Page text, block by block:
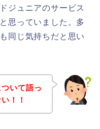
ジュニアのサービス
思っていました。多
同じ気持ちだと思い
いて語っ
！！